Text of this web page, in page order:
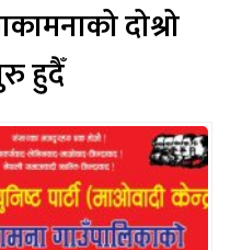
दोश्रो
हुदैँ